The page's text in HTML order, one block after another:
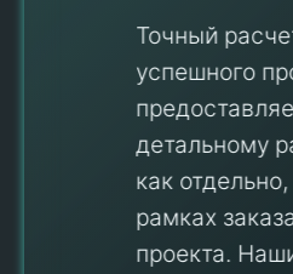
Точный расчет —
успешного
предоставляем
детальному
как отдельно, так и
рамках
проекта. Наши